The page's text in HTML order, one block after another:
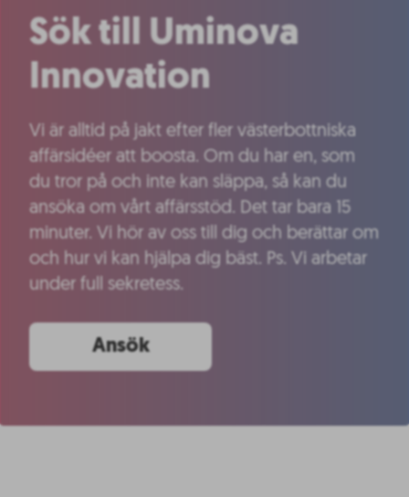
Sök till Uminova
Innovation
Vi är alltid på jakt efter fler västerbottniska
affärsidéer att boosta. Om du har en, som
du tror på och inte kan släppa, så kan du
ansöka om vårt affärsstöd. Det tar bara 15
minuter. Vi hör av oss till dig och berättar om
och hur vi kan hjälpa dig bäst. Ps. Vi arbetar
under full sekretess.
Ansök